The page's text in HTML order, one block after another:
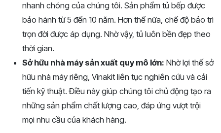
nhanh chóng của chúng tôi. Sản phẩm tủ bếp được
bảo hành từ 5 đến 10 năm. Hơn thế nữa, chế độ bảo trì
trọn đời được áp dụng. Nhờ vậy, tủ luôn bền đẹp theo
thời gian.
Sở hữu nhà máy sản xuất quy mô lớn: Nhờ lợi thế sở
hữu nhà máy riêng, Vinakit liên tục nghiên cứu và cải
tiến kỹ thuật. Điều này giúp chúng tôi chủ động tạo ra
những sản phẩm chất lượng cao, đáp ứng vượt trội
mọi nhu cầu của khách hàng.